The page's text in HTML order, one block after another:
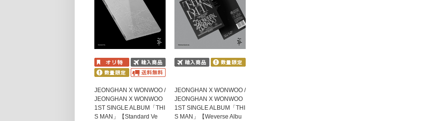
JEONGHAN X WONWOO /
JEONGHAN X WONWOO
1ST SINGLE ALBUM「THI
S MAN」【Standard Ve
JEONGHAN X WONWOO /
JEONGHAN X WONWOO
1ST SINGLE ALBUM「THI
S MAN」【Weverse Albu